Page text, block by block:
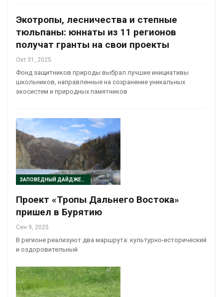
Экотропы, лесничества и степные
тюльпаны: юннаты из 11 регионов
получат гранты на свои проекты
Окт 31, 2025
Фонд защитников природы выбрал лучшие инициативы
школьников, направленные на сохранение уникальных
экосистем и природных памятников
ЗАПОВЕДНЫЙ ДАЙДЖЕСТ
Проект «Тропы Дальнего Востока»
пришел в Бурятию
Сен 9, 2025
В регионе реализуют два маршрута: культурно-исторический
и оздоровительный